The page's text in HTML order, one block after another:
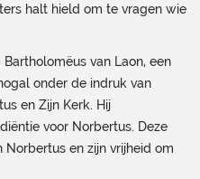
halt hield om te vragen wie
van Laon, een
onder de indruk van
en Zijn Kerk. Hij
voor Norbertus. Deze
en zijn vrijheid om